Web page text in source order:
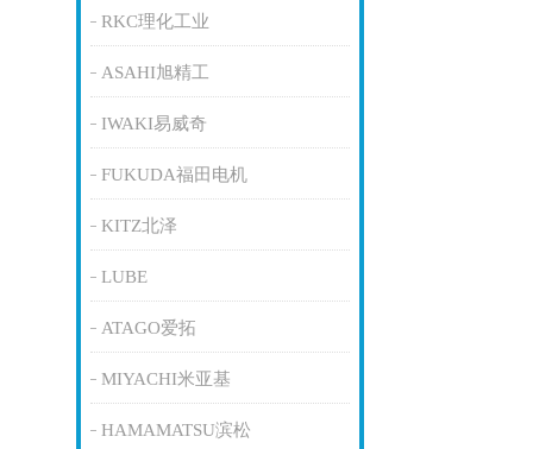
RKC理化工业
ASAHI旭精工
IWAKI易威奇
FUKUDA福田电机
KITZ北泽
LUBE
ATAGO爱拓
MIYACHI米亚基
HAMAMATSU滨松